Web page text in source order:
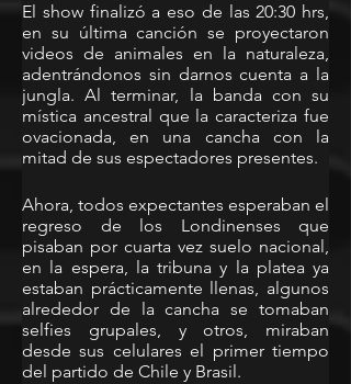
El show finalizó a eso de las 20:30 hrs,
en su última canción se proyectaron
videos de animales en la naturaleza,
adentrándonos sin darnos cuenta a la
jungla. Al terminar, la banda con su
mística ancestral que la caracteriza fue
ovacionada, en una cancha con la
mitad de sus espectadores presentes.
Ahora, todos expectantes esperaban el
regreso de los Londinenses que
pisaban por cuarta vez suelo nacional,
en la espera, la tribuna y la platea ya
estaban prácticamente llenas, algunos
alrededor de la cancha se tomaban
selfies grupales, y otros, miraban
desde sus celulares el primer tiempo
del partido de Chile y Brasil.